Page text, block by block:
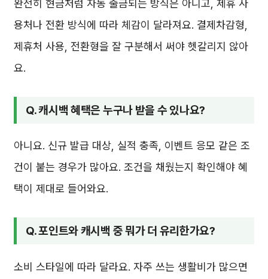
완전히 현금처럼 자동 출금되는 방식은 아니고, 제휴 사
용처나 전환 방식에 따라 체감이 달라져요. 결제차감형,
제휴처 사용, 전환형을 잘 구분해서 써야 헷갈리지 않아
요.
Q. 캐시백 혜택은 누구나 받을 수 있나요?
아니요. 신규 발급 대상, 실적 충족, 이벤트 응모 같은 조
건이 붙는 경우가 많아요. 조건을 채웠는지 확인해야 혜
택이 제대로 들어와요.
Q. 포인트와 캐시백 중 뭐가 더 유리한가요?
소비 스타일에 따라 달라요. 자주 쓰는 생활비가 많으면